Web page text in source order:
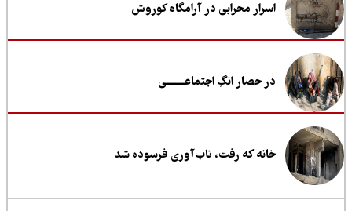
اسرار محرابی در آرامگاه کوروش
در حصار انگِ اجتماعــــــــی
خانه که رفت، تاب‌آوری فرسوده شد